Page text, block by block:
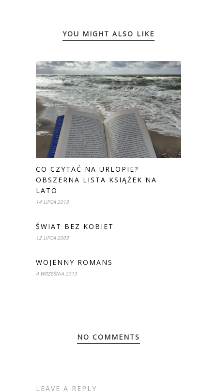
YOU MIGHT ALSO LIKE
CO CZYTAĆ NA URLOPIE?
OBSZERNA LISTA KSIĄŻEK NA
LATO
14 LIPCA 2019
ŚWIAT BEZ KOBIET
12 LIPCA 2009
WOJENNY ROMANS
4 WRZEŚNIA 2013
NO COMMENTS
LEAVE A REPLY